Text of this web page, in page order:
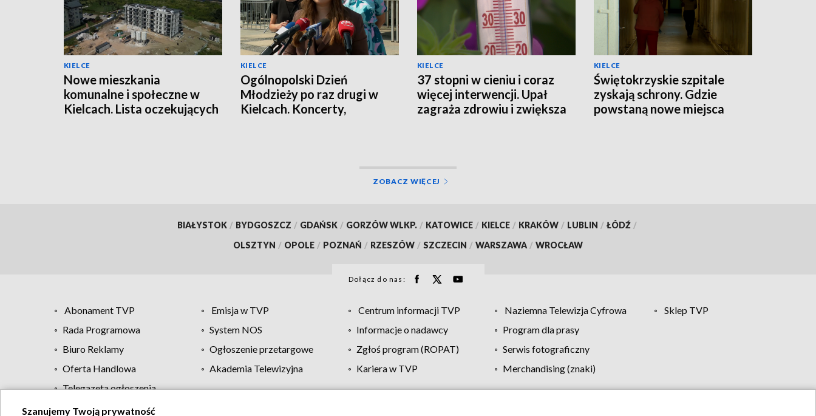
KIELCE
Nowe mieszkania
komunalne i społeczne w
Kielcach. Lista oczekujących
KIELCE
Ogólnopolski Dzień
Młodzieży po raz drugi w
Kielcach. Koncerty,
KIELCE
37 stopni w cieniu i coraz
więcej interwencji. Upał
zagraża zdrowiu i zwiększa
KIELCE
Świętokrzyskie szpitale
zyskają schrony. Gdzie
powstaną nowe miejsca
ZOBACZ WIĘCEJ
BIAŁYSTOK / BYDGOSZCZ / GDAŃSK / GORZÓW WLKP. / KATOWICE / KIELCE / KRAKÓW / LUBLIN / ŁÓDŹ /
OLSZTYN / OPOLE / POZNAŃ / RZESZÓW / SZCZECIN / WARSZAWA / WROCŁAW
Dołącz do nas:
Abonament TVP Emisja w TVP Centrum informacji TVP Naziemna Telewizja Cyfrowa
Sklep TVP
Rada Programowa
System NOS Informacje o nadawcy
Program dla prasy
Biuro Reklamy
Ogłoszenie przetargowe Zgłoś program (ROPAT)
Serwis fotograficzny
Oferta Handlowa
Akademia Telewizyjna Kariera w TVP
Merchandising (znaki)
Telegazeta ogłoszenia
Szanujemy Twoją prywatność